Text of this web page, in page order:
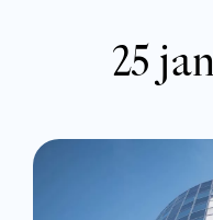
25